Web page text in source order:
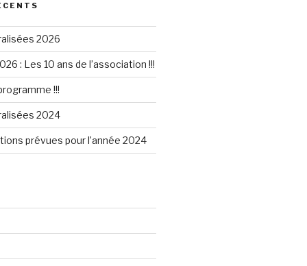
2026
: Les 10 ans de l’association !!!
!!!
2024
prévues pour l’année 2024